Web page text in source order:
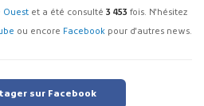
Ouest et a été consulté 3 453 fois. N'hésitez
ou encore Facebook pour d'autres news.
sur Facebook